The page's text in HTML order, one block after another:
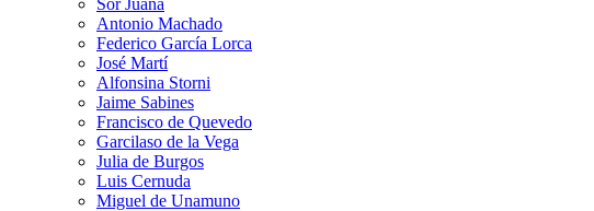
Antonio Machado
Federico García Lorca
José Martí
Alfonsina Storni
Jaime Sabines
Francisco de Quevedo
Garcilaso de la Vega
Julia de Burgos
Luis Cernuda
Miguel de Unamuno